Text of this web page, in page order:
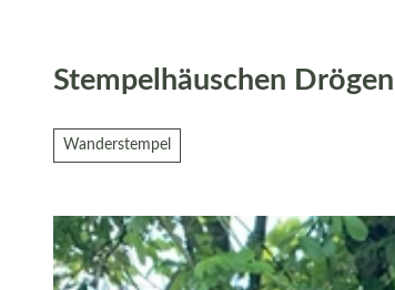
Stempelhäuschen
Wanderstempel